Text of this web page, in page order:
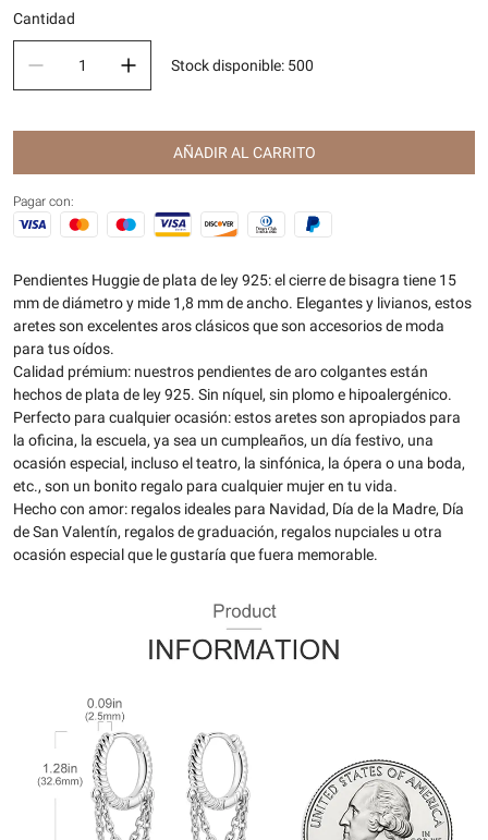
Cantidad
Stock disponible: 500
AÑADIR AL CARRITO
Pagar con:
Pendientes Huggie de plata de ley 925: el cierre de bisagra tiene 15
mm de diámetro y mide 1,8 mm de ancho. Elegantes y livianos, estos
aretes son excelentes aros clásicos que son accesorios de moda
para tus oídos.
Calidad prémium: nuestros pendientes de aro colgantes están
hechos de plata de ley 925. Sin níquel, sin plomo e hipoalergénico.
Perfecto para cualquier ocasión: estos aretes son apropiados para
la oficina, la escuela, ya sea un cumpleaños, un día festivo, una
ocasión especial, incluso el teatro, la sinfónica, la ópera o una boda,
etc., son un bonito regalo para cualquier mujer en tu vida.
Hecho con amor: regalos ideales para Navidad, Día de la Madre, Día
de San Valentín, regalos de graduación, regalos nupciales u otra
ocasión especial que le gustaría que fuera memorable.